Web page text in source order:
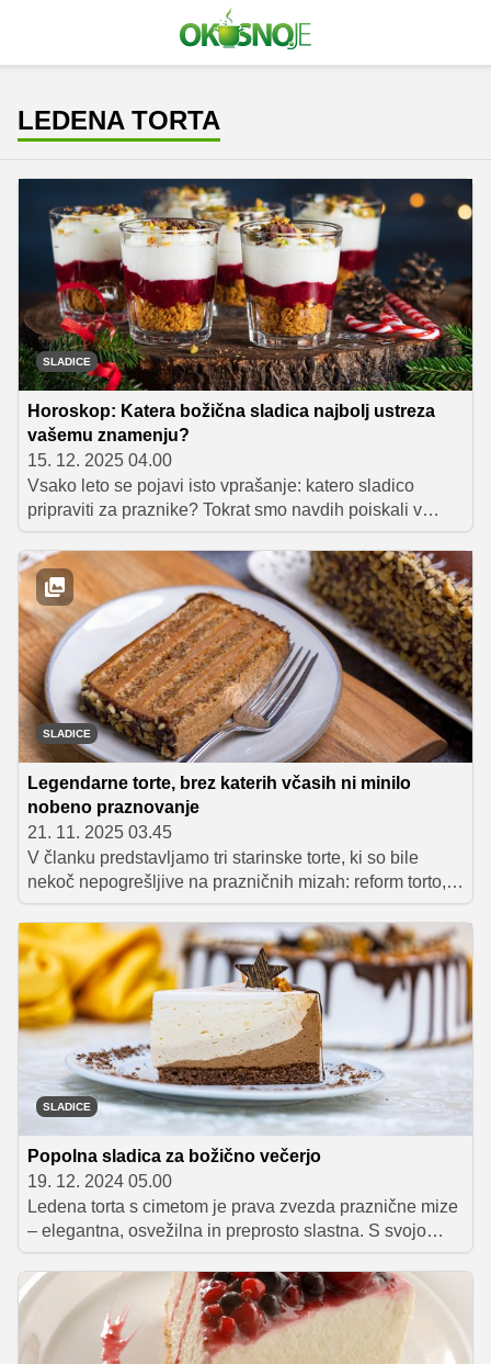
LEDENA TORTA
SLADICE
Horoskop: Katera božična sladica najbolj ustreza
vašemu znamenju?
15. 12. 2025 04.00
Vsako leto se pojavi isto vprašanje: katero sladico
pripraviti za praznike? Tokrat smo navdih poiskali v
horoskopu, saj zvezde pravijo, da ima vsak znak svoj
idealen božični posladek takšen, ki se ujema z njegovim
značajem, tempom in kulinaričnimi navadami. Preverite,
kaj vam letos narekuje horoskop in katera praznična
sladica najbolj ustreza vašemu okusu.
SLADICE
Legendarne torte, brez katerih včasih ni minilo
nobeno praznovanje
21. 11. 2025 03.45
V članku predstavljamo tri starinske torte, ki so bile
nekoč nepogrešljive na prazničnih mizah: reform torto,
srnin hrbet in ledeno torto. To so sladice, ki združujejo
bogate okuse, preproste sestavine in čar domače peke.
Recepti, ki so se prenašali iz generacije v generacijo, še
danes navdušujejo s svojo brezčasno eleganco in
toplino tradicije.
SLADICE
Popolna sladica za božično večerjo
19. 12. 2024 05.00
Ledena torta s cimetom je prava zvezda praznične mize
– elegantna, osvežilna in preprosto slastna. S svojo
prefinjeno kombinacijo okusov je popolna izbira za
zaključek božične večerje ali sladko razvajanje na
silvestrovo. Čeprav njena priprava zahteva nekaj več
časa in natančnosti, bo končni rezultat navdušil vse
zbrane ob praznični mizi.